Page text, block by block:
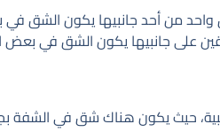
من أحد جانبيها يكون الشق
على جانبيها يكون الشق في بعض
حيث يكون هناك شق في الشفة